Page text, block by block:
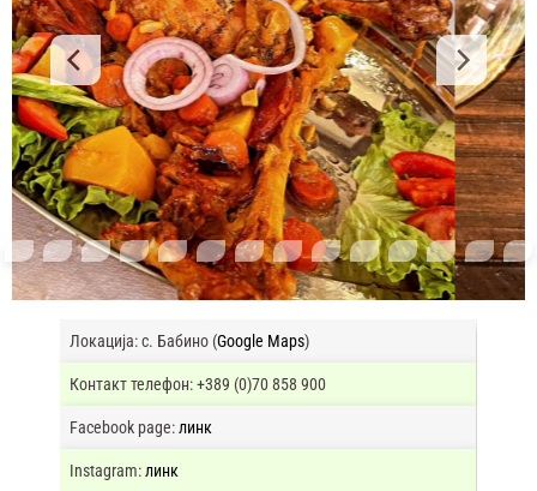
Локација: с. Бабино (Google Maps)
Контакт телефон: +389 (0)70 858 900
Facebook page:линк
Instagram:линк